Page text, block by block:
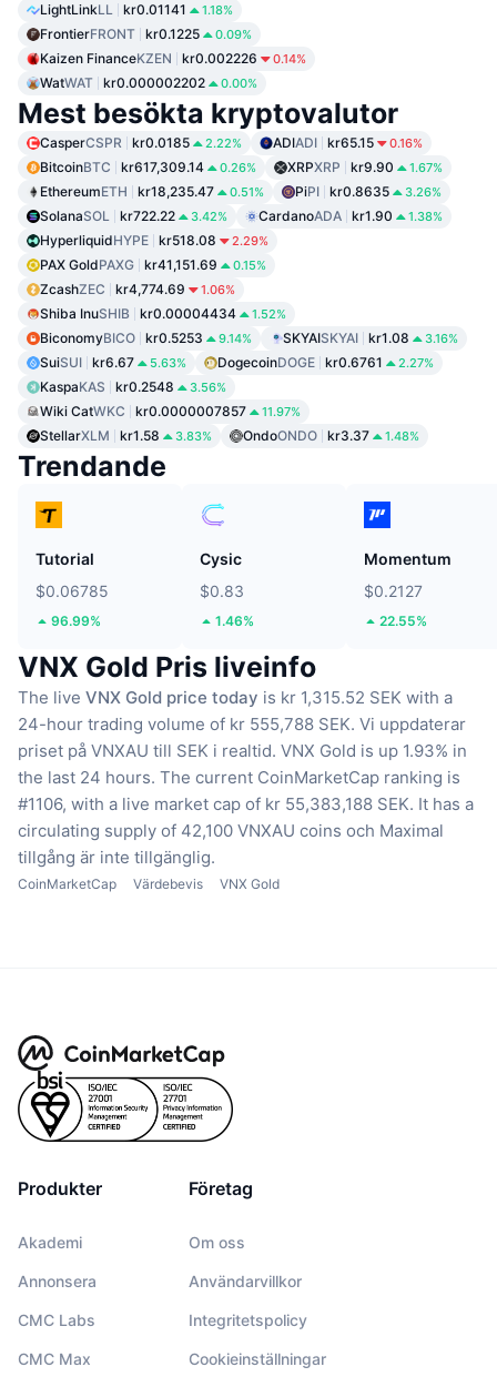
LightLinkLL kr0.01141 1.18%
FrontierFRONT kr0.1225 0.09%
Kaizen FinanceKZEN kr0.002226 0.14%
WatWAT kr0.000002202 0.00%
Mest besökta kryptovalutor
CasperCSPR kr0.0185 2.22% ADIADI kr65.15 0.16%
BitcoinBTC kr617,309.14 0.26% XRPXRP kr9.90 1.67%
EthereumETH kr18,235.47 0.51% PiPI kr0.8635 3.26%
SolanaSOL kr722.22 3.42% CardanoADA kr1.90 1.38%
HyperliquidHYPE kr518.08 2.29%
PAX GoldPAXG kr41,151.69 0.15%
ZcashZEC kr4,774.69 1.06%
Shiba InuSHIB kr0.00004434 1.52%
BiconomyBICO kr0.5253 9.14% SKYAISKYAI kr1.08 3.16%
SuiSUI kr6.67 5.63% DogecoinDOGE kr0.6761 2.27%
KaspaKAS kr0.2548 3.56%
Wiki CatWKC kr0.0000007857 11.97%
StellarXLM kr1.58 3.83% OndoONDO kr3.37 1.48%
Trendande
Tutorial
$0.06785
96.99%
Cysic
$0.83
1.46%
Momentum
$0.2127
22.55%
VNX Gold Pris liveinfo
The live VNX Gold price today is kr 1,315.52 SEK with a
24-hour trading volume of kr 555,788 SEK. Vi uppdaterar
priset på VNXAU till SEK i realtid. VNX Gold is up 1.93% in
the last 24 hours. The current CoinMarketCap ranking is
#1106, with a live market cap of kr 55,383,188 SEK. It has a
circulating supply of 42,100 VNXAU coins och Maximal
tillgång är inte tillgänglig.
CoinMarketCap Värdebevis VNX Gold
Produkter
Akademi
Annonsera
CMC Labs
CMC Max
Företag
Om oss
Användarvillkor
Integritetspolicy
Cookieinställningar